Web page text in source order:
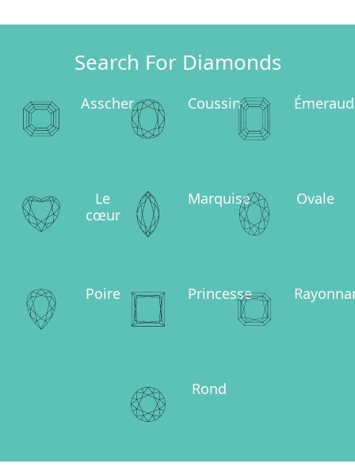
Search For Diamonds
Asscher Coussin
Le
cœur
Marquise Ovale
Poire Princesse
Rond